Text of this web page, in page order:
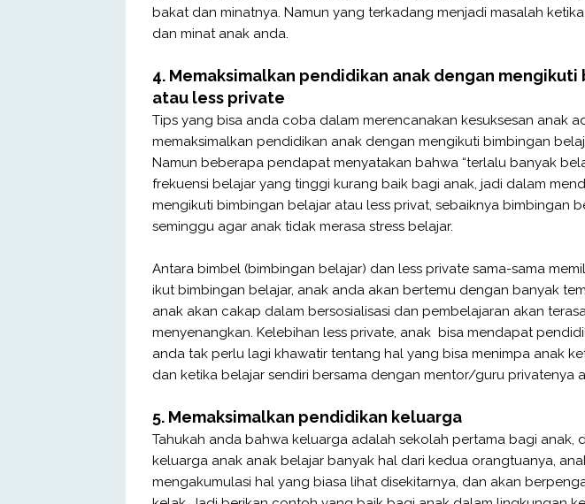
bakat dan minatnya. Namun yang terkadang menjadi masalah
dan minat anak anda.
4. Memaksimalkan pendidikan anak dengan
atau less private
Tips yang bisa anda coba dalam merencanakan kesuksesan anak
memaksimalkan pendidikan anak dengan mengikuti bimbingan
Namun beberapa pendapat menyatakan bahwa “terlalu banyak
frekuensi belajar yang tinggi kurang baik bagi anak, jadi dalam
mengikuti bimbingan belajar atau less privat, sebaiknya bimbingan
seminggu agar anak tidak merasa stress belajar.
Antara bimbel (bimbingan belajar) dan less private sama-sama
ikut bimbingan belajar, anak anda akan bertemu dengan banyak
anak akan cakap dalam bersosialisasi dan pembelajaran akan
menyenangkan. Kelebihan less private, anak bisa mendapat
anda tak perlu lagi khawatir tentang hal yang bisa menimpa anak
dan ketika belajar sendiri bersama dengan mentor/guru privatenya
5. Memaksimalkan pendidikan keluarga
Tahukah anda bahwa keluarga adalah sekolah pertama bagi anak,
keluarga anak anak belajar banyak hal dari kedua orangtuanya,
mengakumulasi hal yang biasa lihat disekitarnya, dan akan